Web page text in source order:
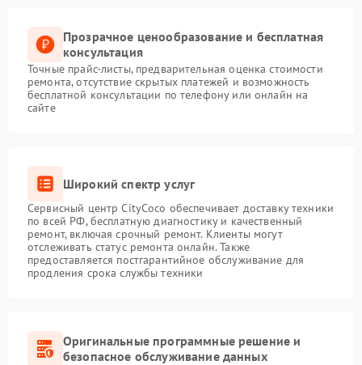
Прозрачное ценообразование и бесплатная
консультация
Точные прайс-листы, предварительная оценка стоимости
ремонта, отсутствие скрытых платежей и возможность
бесплатной консультации по телефону или онлайн на
сайте
Широкий спектр услуг
Сервисный центр CityCoco обеспечивает доставку техники
по всей РФ, бесплатную диагностику и качественный
ремонт, включая срочный ремонт. Клиенты могут
отслеживать статус ремонта онлайн. Также
предоставляется постгарантийное обслуживание для
продления срока службы техники
Оригинальные программные решение и
безопасное обслуживание данных